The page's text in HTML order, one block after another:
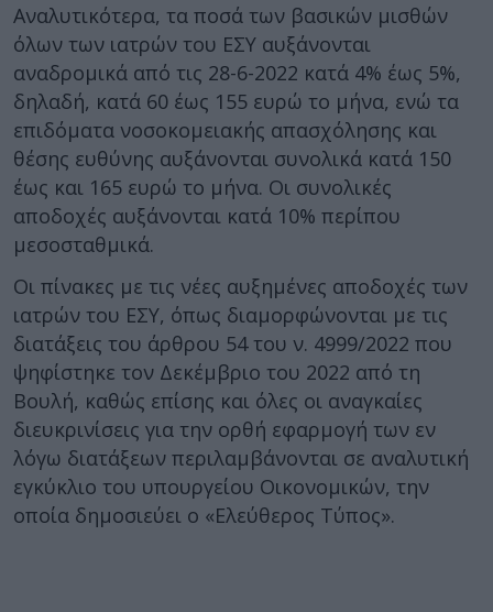
Αναλυτικότερα, τα ποσά των βασικών μισθών
όλων των ιατρών του ΕΣΥ αυξάνονται
αναδρομικά από τις 28-6-2022 κατά 4% έως 5%,
δηλαδή, κατά 60 έως 155 ευρώ το μήνα, ενώ τα
επιδόματα νοσοκομειακής απασχόλησης και
θέσης ευθύνης αυξάνονται συνολικά κατά 150
έως και 165 ευρώ το μήνα. Οι συνολικές
αποδοχές αυξάνονται κατά 10% περίπου
μεσοσταθμικά.
Οι πίνακες με τις νέες αυξημένες αποδοχές των
ιατρών του ΕΣΥ, όπως διαμορφώνονται με τις
διατάξεις του άρθρου 54 του ν. 4999/2022 που
ψηφίστηκε τον Δεκέμβριο του 2022 από τη
Βουλή, καθώς επίσης και όλες οι αναγκαίες
διευκρινίσεις για την ορθή εφαρμογή των εν
λόγω διατάξεων περιλαμβάνονται σε αναλυτική
εγκύκλιο του υπουργείου Οικονομικών, την
οποία δημοσιεύει ο «Ελεύθερος Τύπος».